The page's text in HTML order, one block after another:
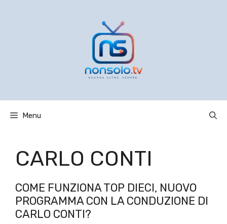
Menu
CARLO CONTI
COME FUNZIONA TOP DIECI, NUOVO
PROGRAMMA CON LA CONDUZIONE DI
CARLO CONTI?